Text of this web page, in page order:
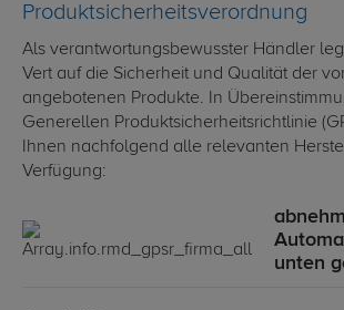
Produktsicherheitsverordnung
Als verantwortungsbewusster Händler
Vert auf die Sicherheit und Qualität der
angebotenen Produkte. In
Generellen Produktsicherheitsrichtlinie
Ihnen nachfolgend alle relevanten
Verfügung:
unten